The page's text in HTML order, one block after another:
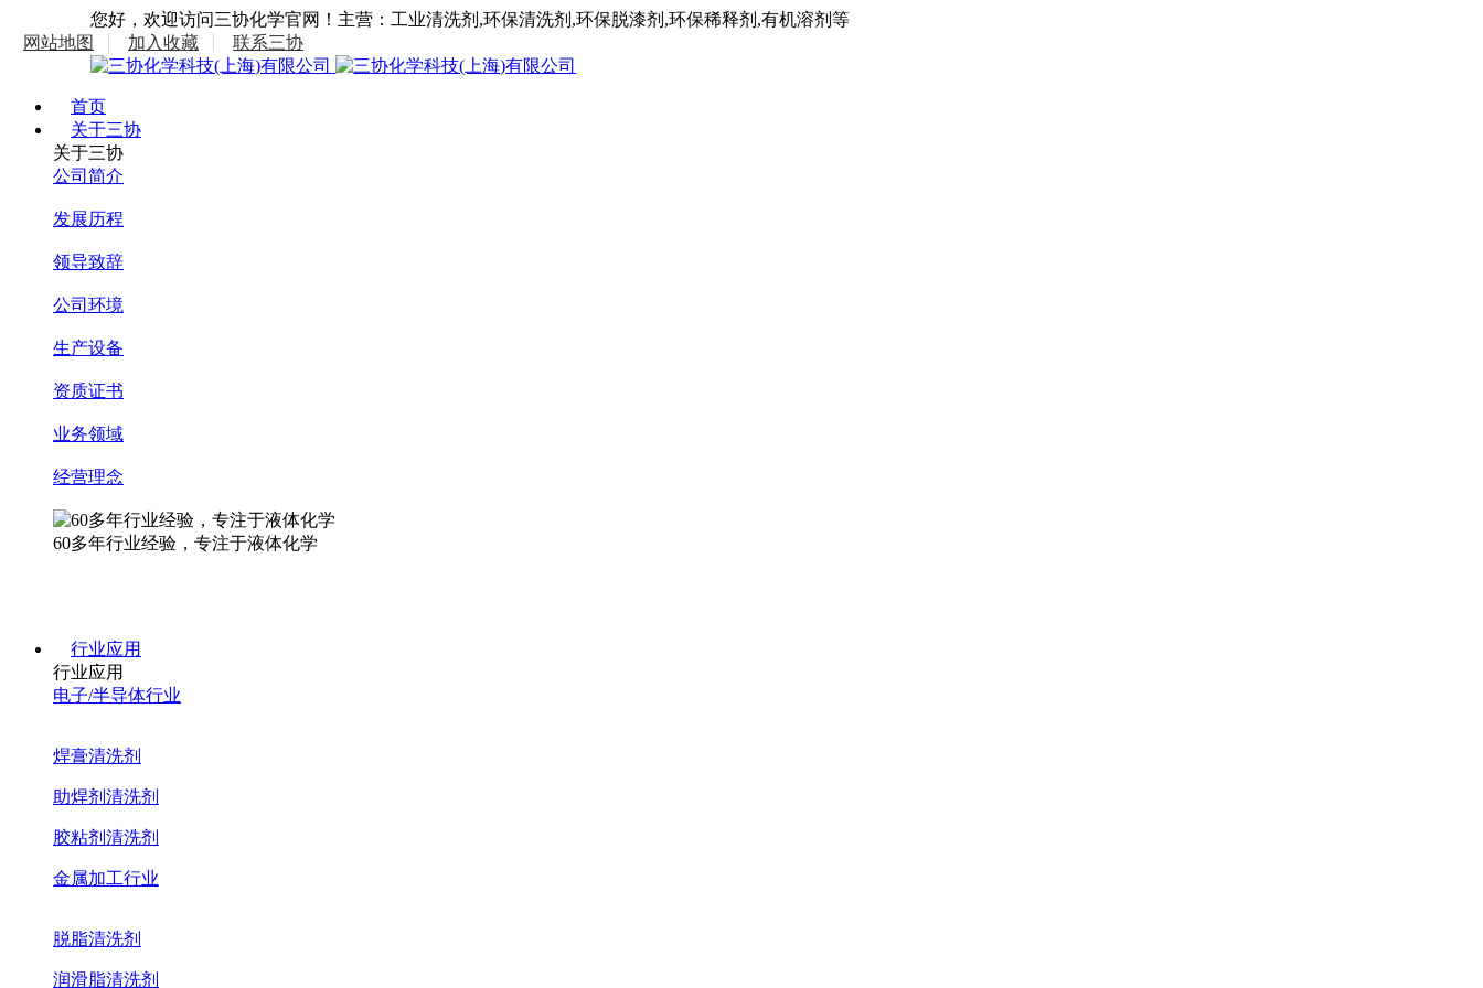
您好，欢迎访问三协化学官网！主营：工业清洗剂,环保清洗剂,环保脱漆剂,环保稀释剂,有机溶剂等
网站地图
加入收藏 联系三协
首页
关于三协
关于三协
公司简介
发展历程
领导致辞
公司环境
生产设备
资质证书
业务领域
经营理念
60多年行业经验，专注于液体化学
行业应用
行业应用
电子/半导体行业
焊膏清洗剂
助焊剂清洗剂
胶粘剂清洗剂
金属加工行业
脱脂清洗剂
润滑脂清洗剂